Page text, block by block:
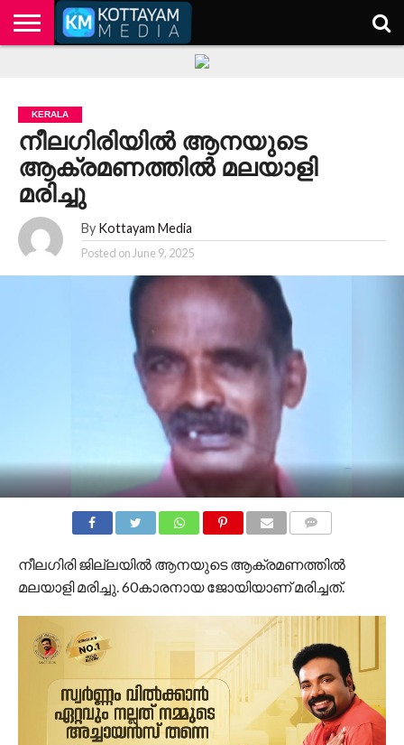
KERALA
നീലഗിരിയില്‍ ആനയുടെ
ആക്രമണത്തില്‍ മലയാളി
മരിച്ചു
By Kottayam Media
Posted on June 9, 2025
നീലഗിരി ജില്ലയില്‍ ആനയുടെ ആക്രമണത്തില്‍
മലയാളി മരിച്ചു. 60കാരനായ ജോയിയാണ് മരിച്ചത്.